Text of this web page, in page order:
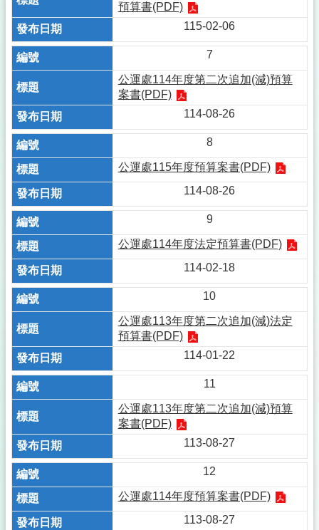
預算書(PDF)
115-02-06
7
公運處114年度第二次追加(減)預算
案書(PDF)
114-08-26
8
公運處115年度預算案書(PDF)
114-08-26
9
公運處114年度法定預算書(PDF)
114-02-18
10
公運處113年度第二次追加(減)法定
預算書(PDF)
114-01-22
11
公運處113年度第二次追加(減)預算
案書(PDF)
113-08-27
12
公運處114年度預算案書(PDF)
113-08-27